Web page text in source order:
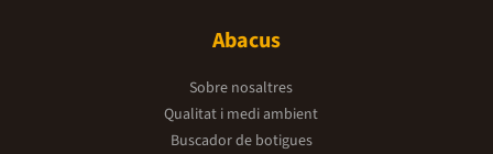
Abacus
Sobre nosaltres
Qualitat i medi ambient
Buscador de botigues